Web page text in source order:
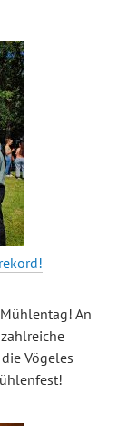
An
Vögeles